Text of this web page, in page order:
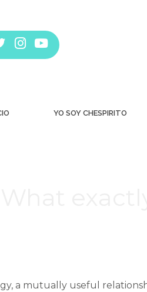
YO SOY CHESPIRITO
a mutually useful